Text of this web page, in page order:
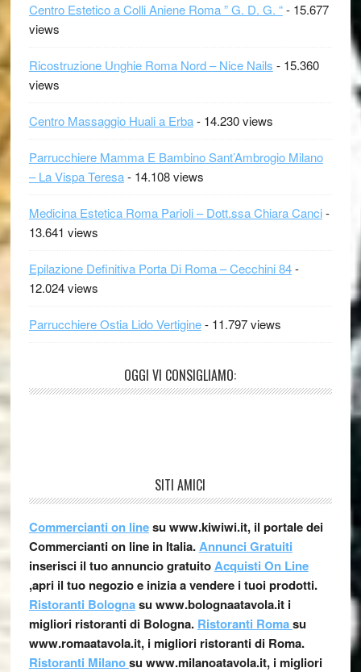
Centro Estetico a Colli Aniene Roma ” G. D. G. “- 15.677
views
Ricostruzione Unghie Roma Nord – Nice Nails - 15.360
views
Centro Massaggio Huali a Erba- 14.230 views
Parrucchiere Mamma E Bambino Sant’Ambrogio Milano
– La Vispa Teresa- 14.108 views
Medicina Estetica Roma Parioli – Dott.ssa Chiara Canci-
13.641 views
Epilazione Definitiva Porta Di Roma – Cecchini 84-
12.024 views
Parrucchiere Ostia Lido Vertigine- 11.797 views
OGGI VI CONSIGLIAMO:
SITI AMICI
Commercianti on linesu www.kiwiwi.it, il portale dei
Commercianti on line in Italia.Annunci Gratuiti
inserisci il tuo annuncio gratuitoAcquisti On Line
,apri il tuo negozio e inizia a vendere i tuoi prodotti.
Ristoranti Bolognasu www.bolognaatavola.it i
migliori ristoranti di Bologna. Ristoranti Romasu
www.romaatavola.it, i migliori ristoranti di Roma.
Ristoranti Milanosu www.milanoatavola.it, i migliori